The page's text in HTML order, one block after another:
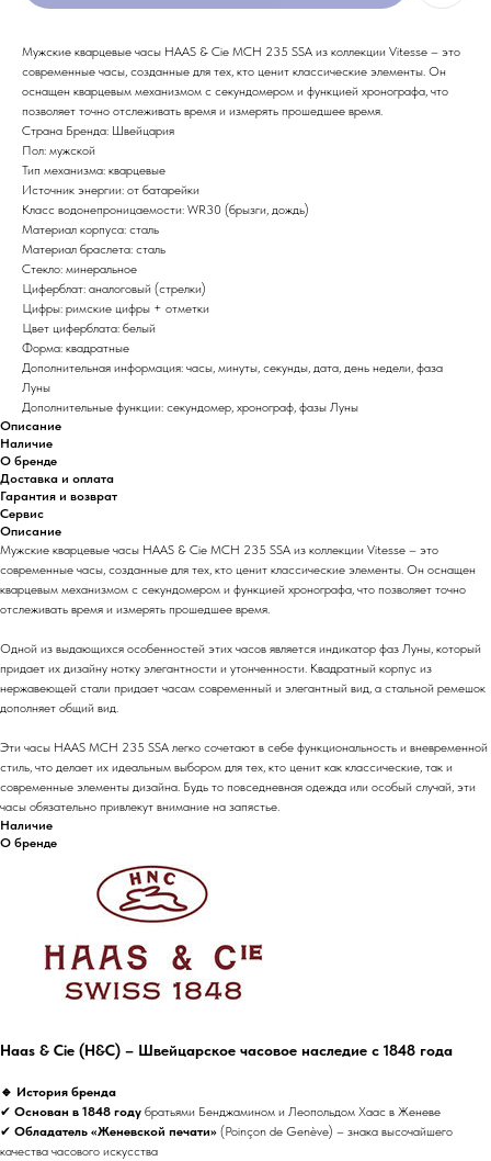
Мужские кварцевые часы HAAS & Cie MCH 235 SSA из коллекции Vitesse – это
современные часы, созданные для тех, кто ценит классические элементы. Он
оснащен кварцевым механизмом с секундомером и функцией хронографа, что
позволяет точно отслеживать время и измерять прошедшее время.
Страна Бренда: Швейцария
Пол: мужской
Тип механизма: кварцевые
Источник энергии: от батарейки
Класс водонепроницаемости: WR30 (брызги, дождь)
Материал корпуса: сталь
Материал браслета: сталь
Стекло: минеральное
Циферблат: аналоговый (стрелки)
Цифры: римские цифры + отметки
Цвет циферблата: белый
Форма: квадратные
Дополнительная информация: часы, минуты, секунды, дата, день недели, фаза
Луны
Дополнительные функции: секундомер, хронограф, фазы Луны
Описание
Наличие
О бренде
Доставка и оплата
Гарантия и возврат
Сервис
Описание
Мужские кварцевые часы HAAS & Cie MCH 235 SSA из коллекции Vitesse – это
современные часы, созданные для тех, кто ценит классические элементы. Он оснащен
кварцевым механизмом с секундомером и функцией хронографа, что позволяет точно
отслеживать время и измерять прошедшее время.
Одной из выдающихся особенностей этих часов является индикатор фаз Луны, который
придает их дизайну нотку элегантности и утонченности. Квадратный корпус из
нержавеющей стали придает часам современный и элегантный вид, а стальной ремешок
дополняет общий вид.
Эти часы HAAS MCH 235 SSA легко сочетают в себе функциональность и вневременной
стиль, что делает их идеальным выбором для тех, кто ценит как классические, так и
современные элементы дизайна. Будь то повседневная одежда или особый случай, эти
часы обязательно привлекут внимание на запястье.
Наличие
О бренде
Haas & Cie (H&C) – Швейцарское часовое наследие с 1848 года
🔹 История бренда
✔ Основан в 1848 году братьями Бенджамином и Леопольдом Хаас в Женеве
✔ Обладатель «Женевской печати» (Poinçon de Genève) – знака высочайшего
качества часового искусства